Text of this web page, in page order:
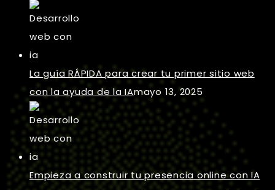
La guía RÁPIDA para crear tu primer sitio web
con la ayuda de la IAmayo 13, 2025
Empieza a construir tu presencia online con IA